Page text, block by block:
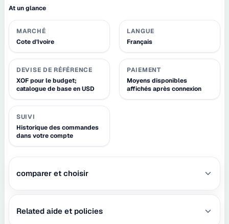
At un glance
MARCHÉ
Cote d'Ivoire
LANGUE
Français
DEVISE DE RÉFÉRENCE
XOF pour le budget;
catalogue de base en USD
PAIEMENT
Moyens disponibles
affichés après connexion
SUIVI
Historique des commandes
dans votre compte
comparer et choisir
Related aide et policies